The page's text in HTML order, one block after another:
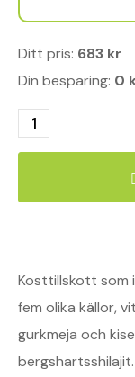
Ditt pris: 683 kr
Din besparing: 0
Kosttillskott som
fem olika källor,
gurkmeja och